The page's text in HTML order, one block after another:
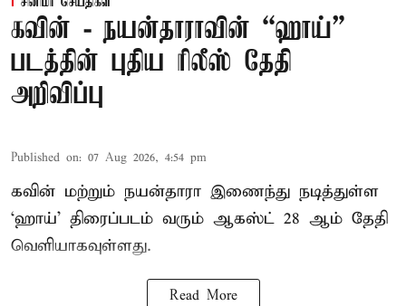
கவின் - நயன்தாராவின் “ஹாய்”
படத்தின் புதிய ரிலீஸ் தேதி
அறிவிப்பு
Published on: 07 Aug 2026, 4:54 pm
கவின் மற்றும் நயன்தாரா இணைந்து நடித்துள்ள
‘ஹாய்’ திரைப்படம் வரும் ஆகஸ்ட் 28 ஆம் தேதி
வெளியாகவுள்ளது.
Read More